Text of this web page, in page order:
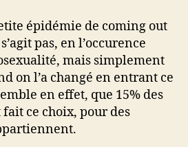
épidémie de coming out
pas, en l’occurence
mais simplement
on l’a changé en entrant ce
en effet, que 15% des
ce choix, pour des